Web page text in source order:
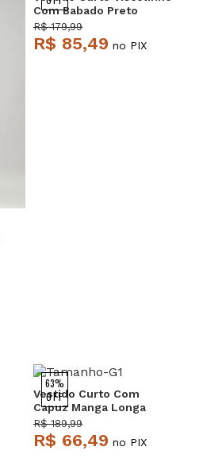
Com Babado Preto
Salvatore
R$ 179,99
R$ 85,49 no PIX
63%
OFF
Vestido Curto Com
Capuz Manga Longa
Moletinho Bege
Salvatore
R$ 189,99
R$ 66,49 no PIX